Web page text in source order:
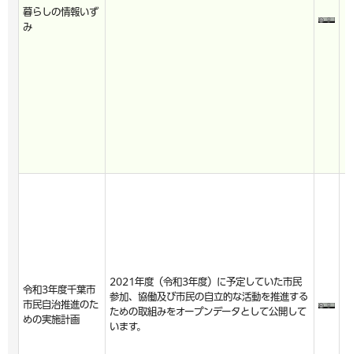
暮らしの情報いず
み
令和3年度千葉市
市民自治推進のた
めの実施計画
2021年度（令和3年度）に予定していた市民
参加、協働及び市民の自立的な活動を推進する
ための取組みをオープンデータとして公開して
います。